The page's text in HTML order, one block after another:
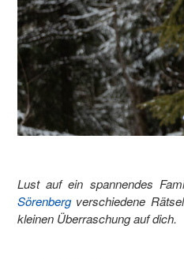
Lust auf ein spannendes
Sörenbergverschiedene
kleinen Überraschung auf dich.